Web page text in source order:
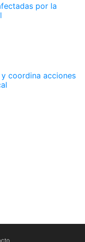
por la
coordina acciones